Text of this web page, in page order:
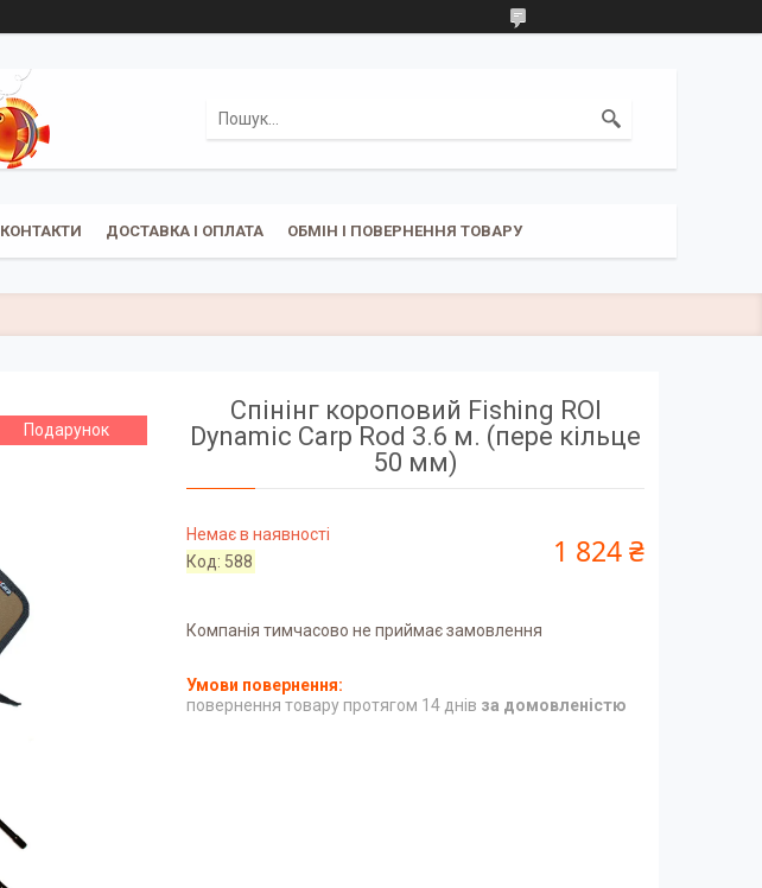
КОНТАКТИ ДОСТАВКА І ОПЛАТА ОБМІН І ПОВЕРНЕННЯ ТОВАРУ
Подарунок
Спінінг короповий Fishing ROI
Dynamic Carp Rod 3.6 м. (пере кільце
50 мм)
Немає в наявності
Код: 588 1 824 ₴
Компанія тимчасово не приймає замовлення
повернення товару протягом 14 днів за домовленістю